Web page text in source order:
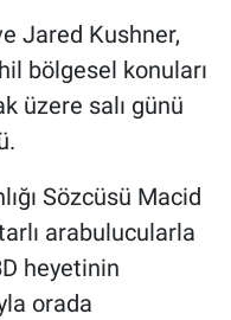
Jared Kushner,
bölgesel konuları
üzere salı günü
Sözcüsü Macid
arabulucularla
heyetinin
orada